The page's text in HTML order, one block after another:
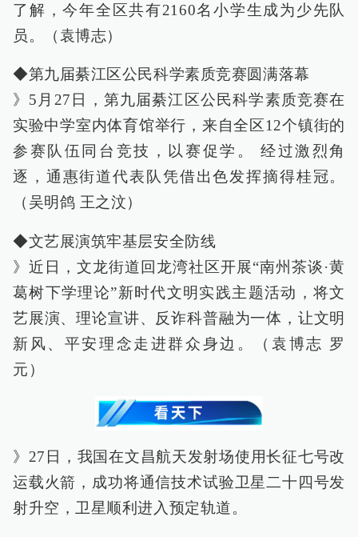
了解，今年全区共有2160名小学生成为少先队
员。（袁博志）
◆第九届綦江区公民科学素质竞赛圆满落幕
》5月27日，第九届綦江区公民科学素质竞赛在
实验中学室内体育馆举行，来自全区12个镇街的
参赛队伍同台竞技，以赛促学。 经过激烈角
逐，通惠街道代表队凭借出色发挥摘得桂冠。
（吴明鸽 王之汶）
◆文艺展演筑牢基层安全防线
》近日，文龙街道回龙湾社区开展“南州茶谈·黄
葛树下学理论”新时代文明实践主题活动，将文
艺展演、理论宣讲、反诈科普融为一体，让文明
新风、平安理念走进群众身边。（袁博志 罗
元）
》27日，我国在文昌航天发射场使用长征七号改
运载火箭，成功将通信技术试验卫星二十四号发
射升空，卫星顺利进入预定轨道。